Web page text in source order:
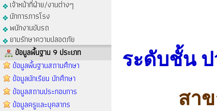
เจ้าหน้าที่ฝ่าย/งานต่างๆ
นักการภารโรง
พนักงานขับรถ
ยามรักษาความปลอดภัย
ข้อมูลพื้นฐาน 9 ประเภท
ข้อมูลพื้นฐานสถานศึกษา
ข้อมูลนักเรียน นักศึกษา
ข้อมูลสถานประกอบการ
ข้อมูลครูและบุคลากร
ระดับชั้น
สา